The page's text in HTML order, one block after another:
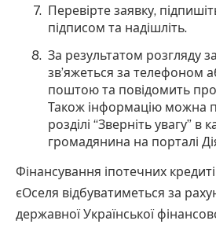
Перевірте заявку,
підписом та надішліть.
За результатом розгляду
звʼяжеться за телефоном
поштою та повідомить про
Також інформацію можна
розділі “Зверніть увагу” в
громадянина на порталі
Фінансування іпотечних
єОселя відбуватиметься за
державної Української